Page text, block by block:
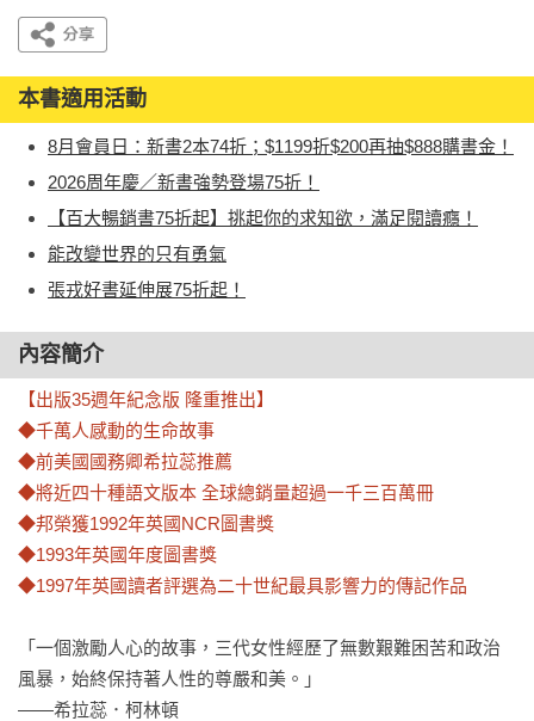
本書適用活動
8月會員日：新書2本74折；$1199折$200再抽$888購書金！
2026周年慶／新書強勢登場75折！
【百大暢銷書75折起】挑起你的求知欲，滿足閱讀癮！
能改變世界的只有勇氣
張戎好書延伸展75折起！
內容簡介
【出版35週年紀念版 隆重推出】
◆千萬人感動的生命故事
◆前美國國務卿希拉蕊推薦
◆將近四十種語文版本 全球總銷量超過一千三百萬冊
◆邦榮獲1992年英國NCR圖書獎
◆1993年英國年度圖書獎
◆1997年英國讀者評選為二十世紀最具影響力的傳記作品
「一個激勵人心的故事，三代女性經歷了無數艱難困苦和政治
風暴，始終保持著人性的尊嚴和美。」
——希拉蕊．柯林頓